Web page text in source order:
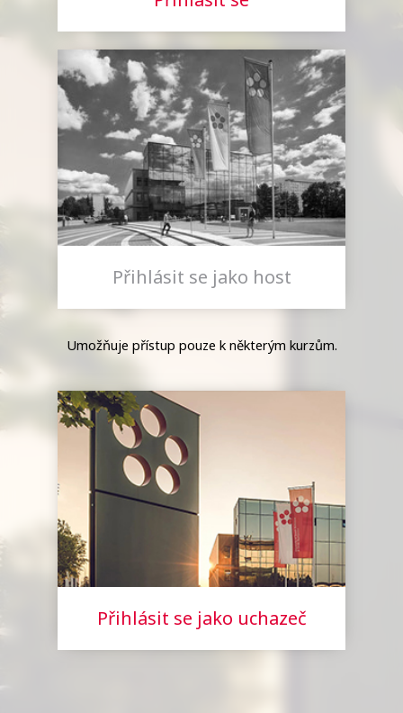
Přihlásit se jako host
Umožňuje přístup pouze k některým kurzům.
Přihlásit se jako uchazeč